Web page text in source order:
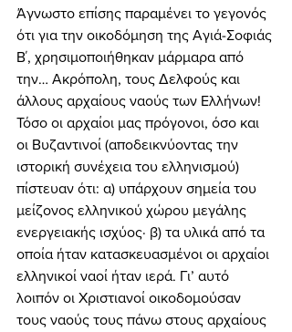
Άγνωστο επίσης παραμένει το γεγονός
ότι για την οικοδόμηση της Αγιά-Σοφιάς
Β΄, χρησιμοποιήθηκαν μάρμαρα από
την… Ακρόπολη, τους Δελφούς και
άλλους αρχαίους ναούς των Ελλήνων!
Τόσο οι αρχαίοι μας πρόγονοι, όσο και
οι Βυζαντινοί (αποδεικνύοντας την
ιστορική συνέχεια του ελληνισμού)
πίστευαν ότι: α) υπάρχουν σημεία του
μείζονος ελληνικού χώρου μεγάλης
ενεργειακής ισχύος· β) τα υλικά από τα
οποία ήταν κατασκευασμένοι οι αρχαίοι
ελληνικοί ναοί ήταν ιερά. Γι’ αυτό
λοιπόν οι Χριστιανοί οικοδομούσαν
τους ναούς τους πάνω στους αρχαίους